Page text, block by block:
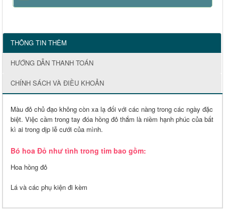
THÔNG TIN THÊM
HƯỚNG DẪN THANH TOÁN
CHÍNH SÁCH VÀ ĐIỀU KHOẢN
Màu đỏ chủ đạo không còn xa lạ đối với các nàng trong các ngày đặc
biệt. Việc cầm trong tay đóa hồng đỏ thắm là niềm hạnh phúc của bất
kì ai trong dịp lễ cưới của mình.
Bó hoa Đỏ như tình trong tim bao gồm:
Hoa hồng đỏ
Lá và các phụ kiện đi kèm